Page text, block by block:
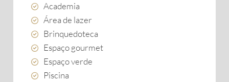
Academia
Área de lazer
Brinquedoteca
Espaço gourmet
Espaço verde
Piscina